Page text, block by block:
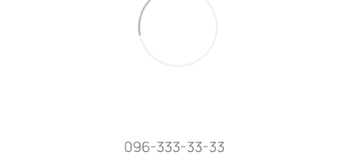
096-333-33-33